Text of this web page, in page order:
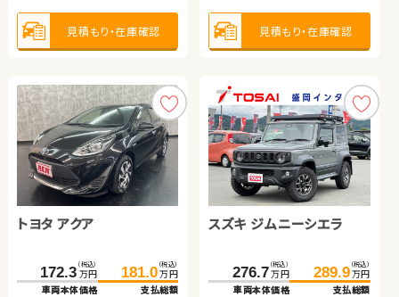
見積もり・在庫確認 見積もり・在庫確認
トヨタ アクア
172.3 （税込）
万円
車両本体価格
181.0 （税込）
万円
支払総額
スズキ ジムニーシエラ
276.7 （税込）
万円
車両本体価格
289.9 （税込）
万円
支払総額
見積もり・在庫確認 排気 1,400cc 整備 法定整備付
ホンダ フリード＋ ハイブ
リッド
ダイハツ ムーヴ
見積もり・在庫確認 見積もり・在庫確認
スバル フォレスター
トヨタ プリウス
218.8 （税込）
万円
車両本体価格
231.0 （税込）
万円
支払総額
見積もり・在庫確認 見積もり・在庫確認